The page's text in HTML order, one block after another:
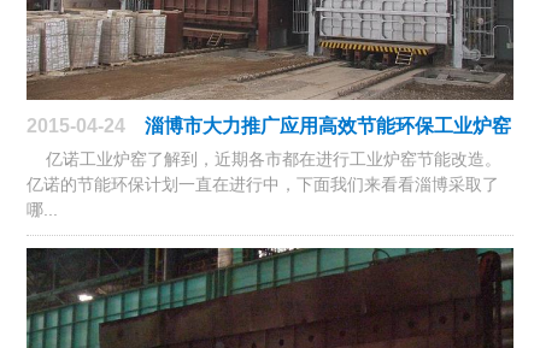
2015-04-24 淄博市大力推广应用高效节能环保工业炉窑
亿诺工业炉窑了解到，近期各市都在进行工业炉窑节能改造。
亿诺的节能环保计划一直在进行中，下面我们来看看淄博采取了
哪...